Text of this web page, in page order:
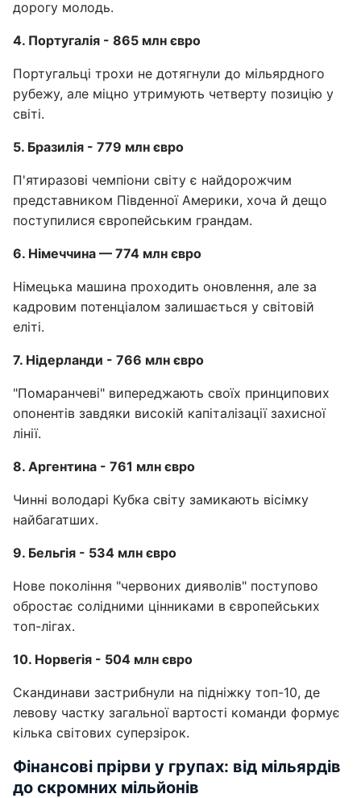
дорогу молодь.
4. Португалія - 865 млн євро
Португальці трохи не дотягнули до мільярдного
рубежу, але міцно утримують четверту позицію у
світі.
5. Бразилія - 779 млн євро
П'ятиразові чемпіони світу є найдорожчим
представником Південної Америки, хоча й дещо
поступилися європейським грандам.
6. Німеччина — 774 млн євро
Німецька машина проходить оновлення, але за
кадровим потенціалом залишається у світовій
еліті.
7. Нідерланди - 766 млн євро
"Помаранчеві" випереджають своїх принципових
опонентів завдяки високій капіталізації захисної
лінії.
8. Аргентина - 761 млн євро
Чинні володарі Кубка світу замикають вісімку
найбагатших.
9. Бельгія - 534 млн євро
Нове покоління "червоних дияволів" поступово
обростає солідними цінниками в європейських
топ-лігах.
10. Норвегія - 504 млн євро
Скандинави застрибнули на підніжку топ-10, де
левову частку загальної вартості команди формує
кілька світових суперзірок.
Фінансові прірви у групах: від мільярдів
до скромних мільйонів